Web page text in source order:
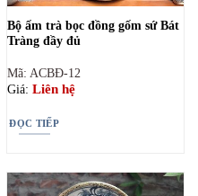
Bộ ấm trà bọc đồng gốm sứ Bát
Tràng đầy đủ
Mã: ACBĐ-12
Giá: Liên hệ
ĐỌC TIẾP